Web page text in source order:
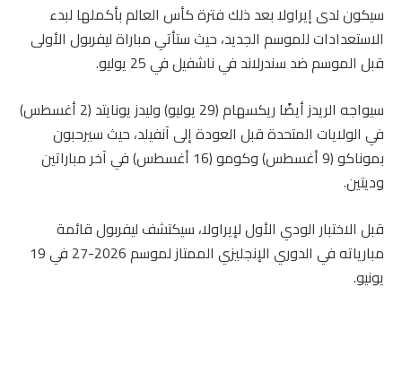
سيكون لدى إيراولا بعد ذلك فترة كأس العالم بأكملها لبدء
الاستعدادات للموسم الجديد، حيث ستأتي مباراة ليفربول الأولى
قبل الموسم ضد سندرلاند في ناشفيل في 25 يوليو.
سيواجه الريدز أيضًا ريكسهام (29 يوليو) وليدز يونايتد (2 أغسطس)
في الولايات المتحدة قبل العودة إلى آنفيلد، حيث سيرحبون
بموناكو (9 أغسطس) وكومو (16 أغسطس) في آخر مباراتين
وديتين.
قبل الاختبار الودي الأول لإيراولا، سيكتشف ليفربول قائمة
مبارياته في الدوري الإنجليزي الممتاز لموسم 2026-27 في 19
يونيو.